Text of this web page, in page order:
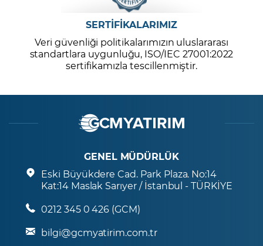
SERTİFİKALARIMIZ
Veri güvenliği politikalarımızın uluslararası
standartlara uygunluğu, ISO/IEC 27001:2022
sertifikamızla tescillenmiştir.
GENEL MÜDÜRLÜK
Eski Büyükdere Cad. Park Plaza. No:14
Kat:14 Maslak Sarıyer / İstanbul - TÜRKİYE
0212 345 0 426 (GCM)
bilgi@gcmyatirim.com.tr